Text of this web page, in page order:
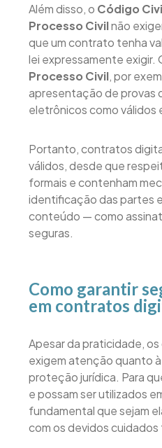
Além disso, o Código
Processo Civilnão
que um contrato tenha
lei expressamente exigir.
Processo Civil, por
apresentação de provas
eletrônicos como válidos
Portanto, contratos
válidos, desde que
formais e contenham
identificação das partes
conteúdo — como
seguras.
Como garantir
em contratos
Apesar da praticidade,
exigem atenção quanto
proteção jurídica. Para
e possam ser utilizados
fundamental que sejam
com os devidos